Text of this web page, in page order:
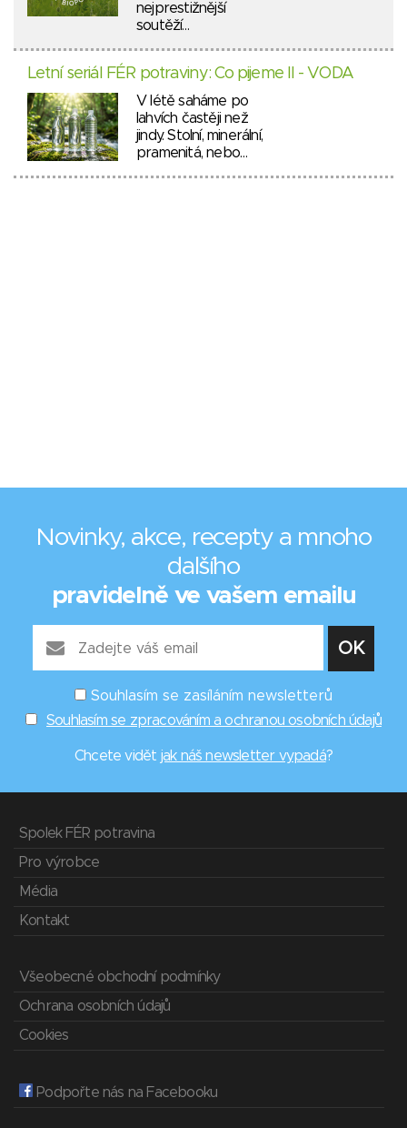
nejprestižnější
soutěží…
Letní seriál FÉR potraviny: Co pijeme II - VODA
V létě saháme po
lahvích častěji než
jindy. Stolní, minerální,
pramenitá, nebo…
Novinky, akce, recepty a mnoho
dalšího
pravidelně ve vašem emailu
Souhlasím se zasíláním newsletterů
Souhlasím se zpracováním a ochranou osobních údajů
Chcete vidět jak náš newsletter vypadá?
Spolek FÉR potravina
Pro výrobce
Média
Kontakt
Všeobecné obchodní podmínky
Ochrana osobních údajů
Cookies
Podpořte nás na Facebooku